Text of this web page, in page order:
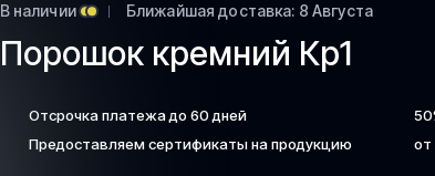
Рязань
Самара
В наличии Ближайшая доставка: 8 Августа
Порошок кремний Кр1
Отсрочка платежа до 60 дней
Предоставляем сертификаты на продукцию
от